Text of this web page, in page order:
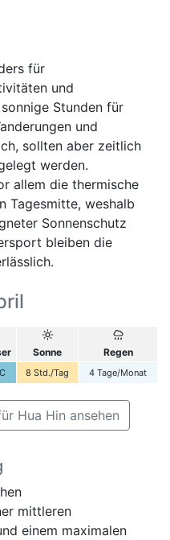
für
und
Stunden für
und
sollten aber zeitlich
werden.
allem die thermische
Tagesmitte, weshalb
Sonnenschutz
bleiben die
Sonne Regen
8 Std./Tag 4 Tage/Monat
Hua Hin ansehen
mittleren
einem maximalen